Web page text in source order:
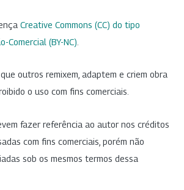
Creative Commons (CC) do tipo
Comercial (BY-NC)
outros remixem, adaptem e criem obra
o uso com fins comerciais.
fazer referência ao autor nos créditos
com fins comerciais, porém não
sob os mesmos termos dessa